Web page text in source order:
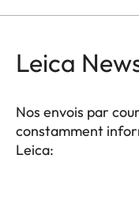
Leica
Nos envois par
constamment
Leica: